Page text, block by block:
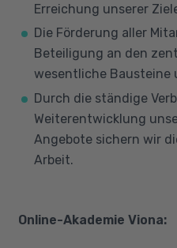
Erreichung unserer
Die Förderung aller
Beteiligung an den
wesentliche Bausteine
Durch die ständige
Weiterentwicklung
Angebote sichern wir
Arbeit.
Online-Akademie Viona: